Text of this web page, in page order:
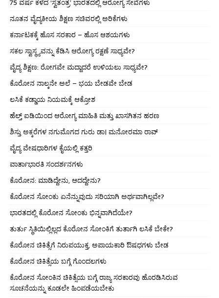
75 ವರ್ಷ ಕಳೆದ ‘ಸ್ವತಂತ್ರ’ ಭಾರತದಲ್ಲಿ ಆರೋಗ್ಯ ಸೇವೆಗಳು
ನೂತನ ವೈದ್ಯಕೀಯ ಶಿಕ್ಷಣ ಸಚಿವರಲ್ಲಿ ಅರಿಕೆಗಳು
ಕರ್ನಾಟಕಕ್ಕೆ ಹೊಸ ಸರಕಾರ – ಹೊಸ ಆಶಯಗಳು
ಸಕಲ ಸ್ವಾಸ್ಥ್ಯವನ್ನು ಕೆಡಿಸಿ ಆರೋಗ್ಯ ರಕ್ಷಣೆ ಸಾಧ್ಯವೇ?
ವೈದ್ಯ ಶಿಕ್ಷಣ: ರೋಗವೇ ಮದ್ದಾದರೆ ಉಳಿಯಲು ಸಾಧ್ಯವೇ?
ಕೊರೋನ ನಾಲ್ಕನೇ ಅಲೆ – ಭಯ ಬೇಡವೇ ಬೇಡ
ಲಸಿಕೆ ಕಡ್ಡಾಯ ನಿಯಮಕ್ಕೆ ಆಕ್ರೋಶ
ಹೆಲ್ತ್ ಐಡಿಯಿಂದ ಆರೋಗ್ಯ ಮಾಹಿತಿ ಮತ್ತು ಖಾಸಗಿತನ ಹರಣ
ಶಿಸ್ತು ಅಕ್ಕರೆಗಳ ನಗುಮೊಗದ ಗುರು ಡಾ। ಮನೋರಮಾ ರಾವ್
ವೈದ್ಯ ವೇಷಧಾರಿಗಳ ಕೈಯಲ್ಲಿ ಕತ್ತರಿ
ವಾರ್ತಾಭಾರತಿ ಸಂದರ್ಶನಗಳು
ಕೊರೋನ: ಮಾಡಿದ್ದೇನು, ಆದದ್ದೇನು?
ಕೊರೋನ ಸೋಂಕು ಏನೆನ್ನುವುದು ಸರಿಯಾಗಿ ಅರ್ಥವಾಗಿಲ್ಲವೇ?
ಭಾರತದಲ್ಲಿ ಕೊರೋನ ಸೋಂಕು ಭಿನ್ನವಾಗಿದೆಯೇ?
ತುರ್ತು ಸ್ಥಿತಿಯಿಲ್ಲಿಲ್ಲದ ಕೊರೋನ ಸೋಂಕಿಗೆ ತುರ್ತಾಗಿ ಲಸಿಕೆ ಬೇಕೇ?
ಕೊರೋನ ಚಿಕಿತ್ಸೆಗೆ ನಿರುಪಯುಕ್ತ, ಅಪಾಯಕಾರಿ ಔಷಧಗಳು ಬೇಡ
ಕೊರೋನ ಚಿಕಿತ್ಸೆಯ ಬಗ್ಗೆ ಗೊಂದಲಗಳು
ಕೊರೋನ ಸೋಂಕಿನ ಚಿಕಿತ್ಸೆಯ ಬಗ್ಗೆ ರಾಜ್ಯ ಸರಕಾರವು ಹೊರಡಿಸಿರುವ
ಸೂಚನೆಯನ್ನು ಕೂಡಲೇ ಹಿಂಪಡೆಯಬೇಕು